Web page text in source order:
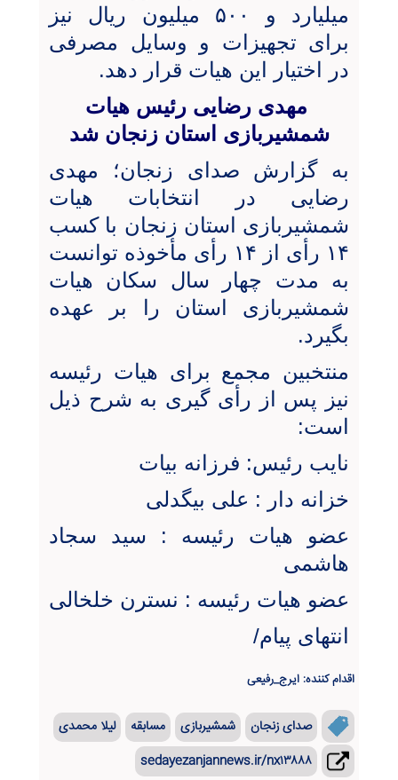
میلیارد و ۵۰۰ میلیون ریال نیز
برای تجهیزات و وسایل مصرفی
در اختیار این هیات قرار دهد.
مهدی رضایی رئیس هیات
شمشیربازی استان زنجان شد
به گزارش صدای زنجان؛ مهدی
رضایی در انتخابات هیات
شمشیربازی استان زنجان با کسب
۱۴ رأی از ۱۴ رأی مأخوذه توانست
به مدت چهار سال سکان هیات
شمشیربازی استان را بر عهده
بگیرد.
منتخبین مجمع برای هیات رئیسه
نیز پس از رأی گیری به شرح ذیل
است:
نایب رئیس: فرزانه بیات
خزانه دار : علی بیگدلی
عضو هیات رئیسه : سید سجاد
هاشمی
عضو هیات رئیسه : نسترن خلخالی
انتهای پیام/
اقدام کننده: ایرج_رفیعی
صدای زنجان شمشیربازی مسابقه
لیلا محمدی
sedayezanjannews.ir/nx۱۳۸۸۸